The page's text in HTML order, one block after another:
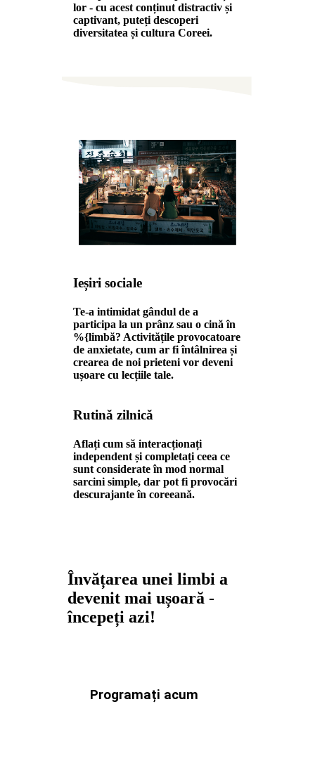
lor - cu acest conținut distractiv și
captivant, puteți descoperi
diversitatea și cultura Coreei.
Ieșiri sociale
Te-a intimidat gândul de a
participa la un prânz sau o cină în
%{limbă? Activitățile provocatoare
de anxietate, cum ar fi întâlnirea și
crearea de noi prieteni vor deveni
ușoare cu lecțiile tale.
Rutină zilnică
Aflați cum să interacționați
independent și completați ceea ce
sunt considerate în mod normal
sarcini simple, dar pot fi provocări
descurajante în coreeană.
Învățarea unei limbi a
devenit mai ușoară -
începeți azi!
Programați acum